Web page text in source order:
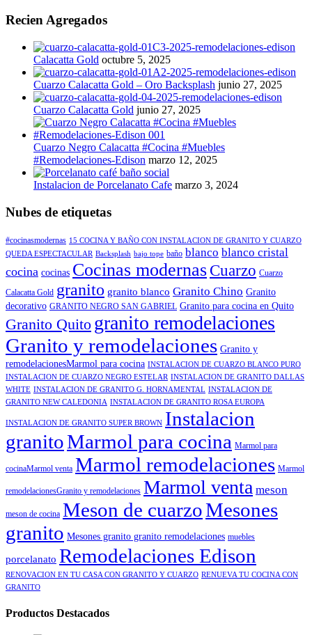
Recien Agregados
Calacatta Gold octubre 5, 2025
Cuarzo Calacatta Gold – Oro Backsplash junio 27, 2025
Cuarzo Calacatta Gold junio 27, 2025
Cuarzo Negro Calacatta #Cocina #Muebles
#Remodelaciones-Edison marzo 12, 2025
Instalacion de Porcelanato Cafe marzo 3, 2024
Nubes de etiquetas
#cocinasmodernas 15 COCINA Y BAÑO CON INSTALACION DE GRANITO Y CUARZO
QUEDA ESPECTACULAR Backsplash bajo tope baño blanco blanco cristal
cocina cocinas Cocinas modernas Cuarzo Cuarzo
Calacatta Gold granito granito blanco Granito Chino Granito
decorativo GRANITO NEGRO SAN GABRIEL Granito para cocina en Quito
Granito Quito granito remodelaciones
Granito y remodelaciones Granito y
remodelacionesMarmol para cocina INSTALACION DE CUARZO BLANCO PURO
INSTALACION DE CUARZO NEGRO ESTELAR INSTALACION DE GRANITO DALLAS
WHITE INSTALACION DE GRANITO G. HORNAMENTAL INSTALACION DE
GRANITO NEW CALEDONIA INSTALACION DE GRANITO ROSA EUROPA
INSTALACION DE GRANITO SUPER BROWN Instalacion
granitoMarmol para cocina Marmol para
cocinaMarmol venta Marmol remodelaciones Marmol
remodelacionesGranito y remodelaciones Marmol venta meson
meson de cocina Meson de cuarzoMesones
granito Mesones granito granito remodelaciones muebles
porcelanato Remodelaciones Edison
RENOVACION EN TU CASA CON GRANITO Y CUARZO RENUEVA TU COCINA CON
GRANITO
Productos Destacados